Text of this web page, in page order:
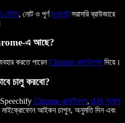
মেইল, নোট ও পূর্ণডকুমেন্টসরাসরি ব্রাউজারে
এ আছে?
করতে পারেনChrome এক্সটেনশনদিয়ে।
চালু করবো?
Speechify Chrome এক্সটেনশন, iOS অ্যাপ
আইকন চাপুন, অনুমতি দিন এবং